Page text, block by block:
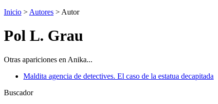
Inicio > Autores > Autor
Pol L. Grau
Otras apariciones en Anika...
Maldita agencia de detectives. El caso de la estatua decapitada
Buscador